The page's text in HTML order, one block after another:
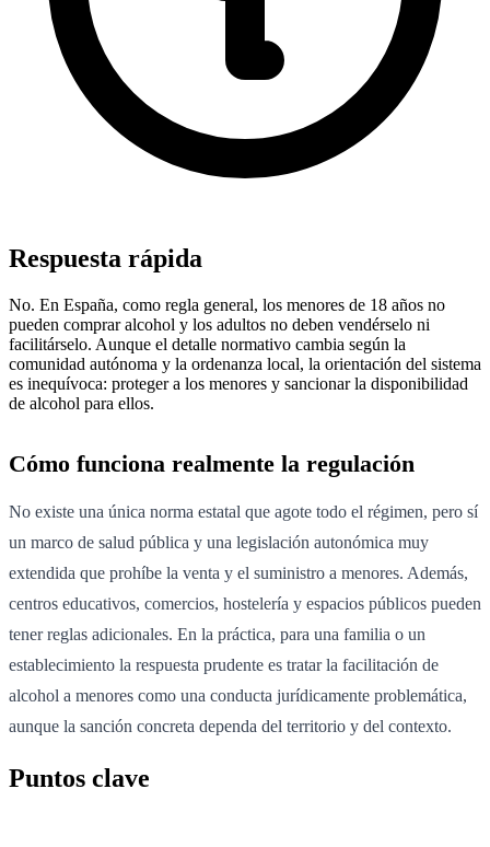
Respuesta rápida
No. En España, como regla general, los menores de 18 años no
pueden comprar alcohol y los adultos no deben vendérselo ni
facilitárselo. Aunque el detalle normativo cambia según la
comunidad autónoma y la ordenanza local, la orientación del sistema
es inequívoca: proteger a los menores y sancionar la disponibilidad
de alcohol para ellos.
Cómo funciona realmente la regulación
No existe una única norma estatal que agote todo el régimen, pero sí
un marco de salud pública y una legislación autonómica muy
extendida que prohíbe la venta y el suministro a menores. Además,
centros educativos, comercios, hostelería y espacios públicos pueden
tener reglas adicionales. En la práctica, para una familia o un
establecimiento la respuesta prudente es tratar la facilitación de
alcohol a menores como una conducta jurídicamente problemática,
aunque la sanción concreta dependa del territorio y del contexto.
Puntos clave